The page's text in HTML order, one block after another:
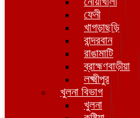
ফেনী
খাগড়াছড়ি
বান্দরবান
রাঙামাটি
ব্রাহ্মণবাড়ীয়া
লক্ষ্মীপুর
খুলনা বিভাগ
খুলনা